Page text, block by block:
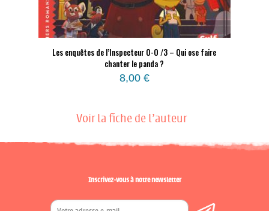
Les enquêtes de l’Inspecteur O-O /3 – Qui ose faire
chanter le panda ?
8,00 €
Voir la fiche de l'auteur
Inscrivez-vous à notre newsletter